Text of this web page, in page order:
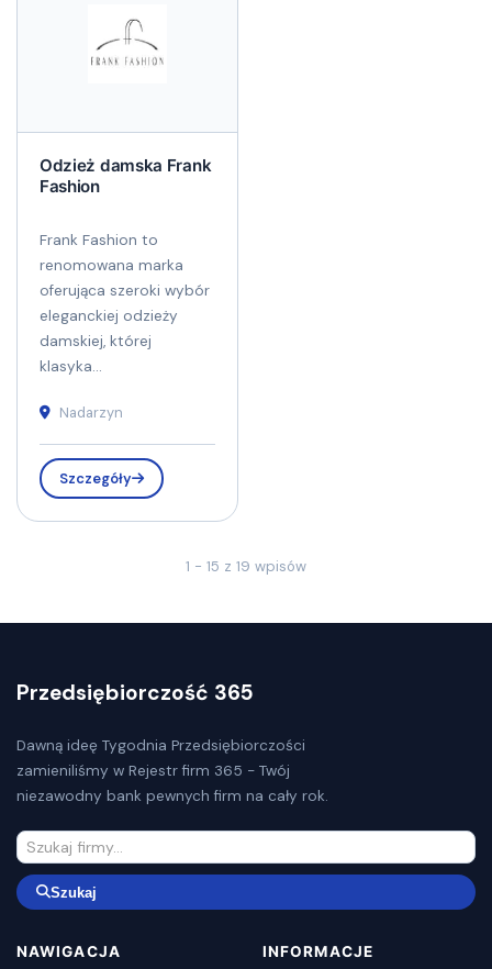
Odzież damska Frank
Fashion
Frank Fashion to
renomowana marka
oferująca szeroki wybór
eleganckiej odzieży
damskiej, której
klasyka...
Nadarzyn
Szczegóły
1 - 15 z 19 wpisów
Przedsiębiorczość 365
Dawną ideę Tygodnia Przedsiębiorczości
zamieniliśmy w Rejestr firm 365 - Twój
niezawodny bank pewnych firm na cały rok.
Szukaj
NAWIGACJA INFORMACJE